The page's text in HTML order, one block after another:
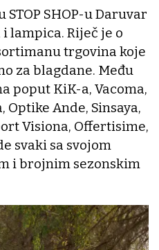
SHOP-u Daruvar
lampica. Riječ je o
trgovina koje
za blagdane. Među
poput KiK-a, Vacoma,
Optike Ande, Sinsaya,
Visiona, Offertisime,
svaki sa svojom
i brojnim sezonskim